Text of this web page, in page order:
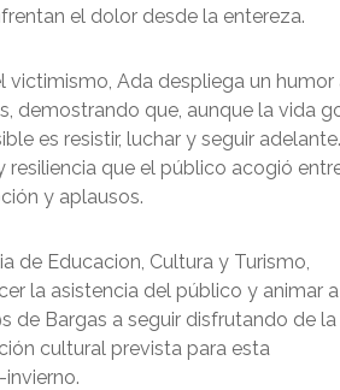
el dolor desde la entereza.
victimismo, Ada despliega un humor
demostrando que, aunque la vida
es resistir, luchar y seguir
resiliencia que el público acogió
y aplausos.
de Educacion, Cultura y Turismo,
la asistencia del público y animar a
de Bargas a seguir disfrutando de la
cultural prevista para esta